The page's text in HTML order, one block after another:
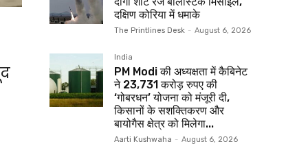
दक्षिण कोरिया में धमाके
The Printlines Desk - August 6, 2026
India
PM Modi की अध्यक्षता में कैबिनेट
ने 23,731 करोड़ रुपए की
‘गोबरधन’ योजना को मंजूरी दी,
किसानों के सशक्तिकरण और
बायोगैस क्षेत्र को मिलेगा...
Aarti Kushwaha - August 6, 2026